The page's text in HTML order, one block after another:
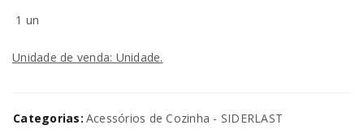
1 un
Unidade de venda: Unidade.
Categorias: Acessórios de Cozinha - SIDERLAST